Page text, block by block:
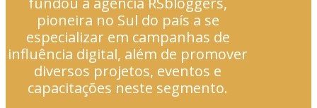
pioneira no Sul do país a se
especializar em campanhas de
influência digital, além de promover
diversos projetos, eventos e
capacitações neste segmento.